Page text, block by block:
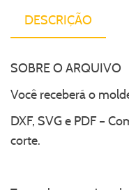
DESCRIÇÃO
SOBRE O ARQUIVO
Você receberá o
DXF, SVG e PDF –
corte.